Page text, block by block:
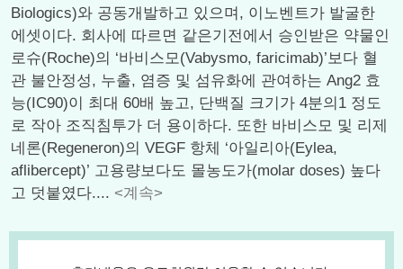
Biologics)와 공동개발하고 있으며, 이노벤트가 발굴한
에셋이다. 회사에 따르면 같은기전에서 승인받은 약물인
로슈(Roche)의 ‘바비스모(Vabysmo, faricimab)’보다 혈
관 불안정성, 누출, 염증 및 섬유화에 관여하는 Ang2 효
능(IC90)이 최대 60배 높고, 단백질 크기가 4분의1 정도
로 작아 조직침투가 더 용이하다. 또한 바비스모 및 리제
네론(Regeneron)의 VEGF 항체 ‘아일리아(Eylea,
aflibercept)’ 고용량보다도 몰농도가(molar doses) 높다
고 덧붙였다.... <계속>